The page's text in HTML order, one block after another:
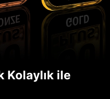
Kolaylık ile